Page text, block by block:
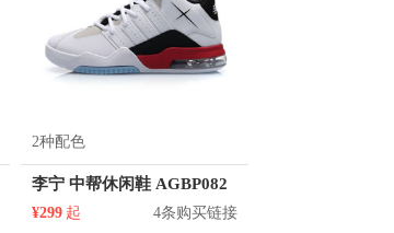
2种配色
李宁 中帮休闲鞋 AGBP082
¥299 起 4条购买链接